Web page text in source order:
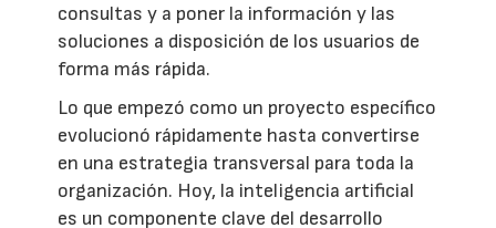
consultas y a poner la información y las
soluciones a disposición de los usuarios de
forma más rápida.
Lo que empezó como un proyecto específico
evolucionó rápidamente hasta convertirse
en una estrategia transversal para toda la
organización. Hoy, la inteligencia artificial
es un componente clave del desarrollo